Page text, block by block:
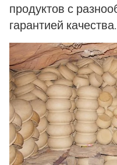
продуктов с
гарантией качества.